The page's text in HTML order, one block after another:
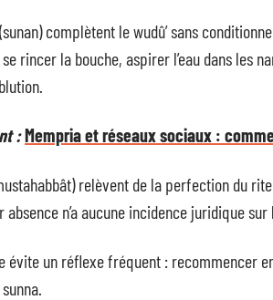
complètent le wudû’ sans
rincer la bouche, aspirer l’eau dans les
:Mempria et réseaux sociaux :
relèvent de la perfection du
absence n’a aucune incidence juridique
un réflexe fréquent : recommencer